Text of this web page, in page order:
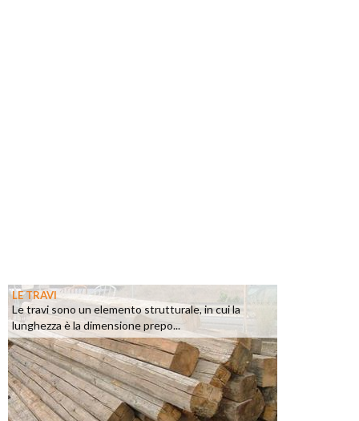
LE TRAVI
Le travi sono un elemento strutturale, in cui la
lunghezza è la dimensione prepo...